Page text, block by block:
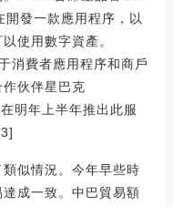
發一款應用程序，以
使用數字資產。
消費者應用程序和商戶
伙伴星巴克
明年上半年推出此服
似情況。今年早些時
成一致。中巴貿易額